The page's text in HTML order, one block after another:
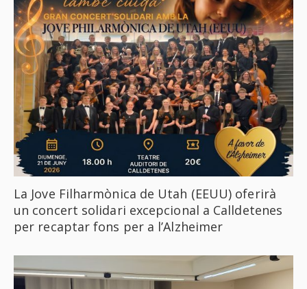
La Jove Filharmònica de Utah (EEUU) oferirà
un concert solidari excepcional a Calldetenes
per recaptar fons per a l’Alzheimer